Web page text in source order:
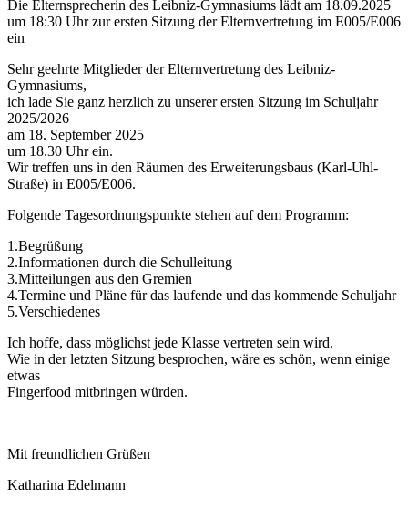
Die Elternsprecherin des Leibniz-Gymnasiums lädt am 18.09.2025
um 18:30 Uhr zur ersten Sitzung der Elternvertretung im E005/E006
ein
Sehr geehrte Mitglieder der Elternvertretung des Leibniz-
Gymnasiums,
ich lade Sie ganz herzlich zu unserer ersten Sitzung im Schuljahr
2025/2026
am 18. September 2025
um 18.30 Uhr ein.
Wir treffen uns in den Räumen des Erweiterungsbaus (Karl-Uhl-
Straße) in E005/E006.
Folgende Tagesordnungspunkte stehen auf dem Programm:
1.Begrüßung
2.Informationen durch die Schulleitung
3.Mitteilungen aus den Gremien
4.Termine und Pläne für das laufende und das kommende Schuljahr
5.Verschiedenes
Ich hoffe, dass möglichst jede Klasse vertreten sein wird.
Wie in der letzten Sitzung besprochen, wäre es schön, wenn einige
etwas
Fingerfood mitbringen würden.
Mit freundlichen Grüßen
Katharina Edelmann